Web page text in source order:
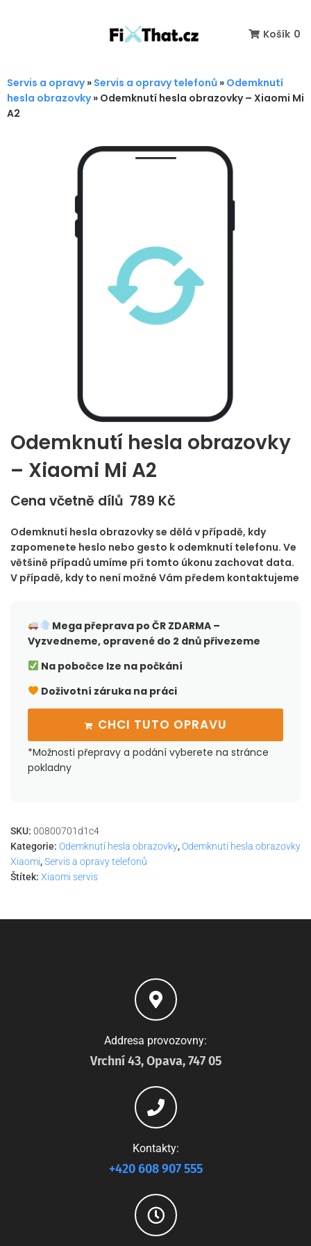
Košík 0
Servis a opravy» Servis a opravy telefonů » Odemknutí
hesla obrazovky» Odemknutí hesla obrazovky – Xiaomi Mi
A2
Odemknutí hesla obrazovky
– Xiaomi Mi A2
Cena včetně dílů 789 Kč
Odemknutí hesla obrazovky se dělá v případě, kdy
zapomenete heslo nebo gesto k odemknutí telefonu. Ve
většině případů umíme při tomto úkonu zachovat data.
V případě, kdy to není možné Vám předem kontaktujeme
Mega přeprava po ČRZDARMA –
Vyzvedneme, opravené do 2 dnů přivezeme
Na pobočce lze na počkání
Doživotní záruka na práci
CHCI TUTO OPRAVU
*Možnosti přepravy a podání vyberete na stránce
pokladny
SKU: 00800701d1c4
Kategorie: Odemknutí hesla obrazovky,Odemknutí hesla obrazovky
Xiaomi,Servis a opravy telefonů
Štítek: Xiaomi servis
Addresa provozovny:
Vrchní 43, Opava, 747 05
Kontakty:
+420 608 907 555